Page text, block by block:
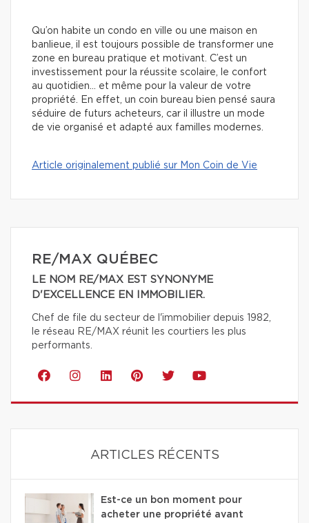
Qu’on habite un condo en ville ou une maison en
banlieue, il est toujours possible de transformer une
zone en bureau pratique et motivant. C’est un
investissement pour la réussite scolaire, le confort
au quotidien… et même pour la valeur de votre
propriété. En effet, un coin bureau bien pensé saura
séduire de futurs acheteurs, car il illustre un mode
de vie organisé et adapté aux familles modernes.
Article originalement publié sur Mon Coin de Vie
RE/MAX QUÉBEC
LE NOM RE/MAX EST SYNONYME
D'EXCELLENCE EN IMMOBILIER.
Chef de file du secteur de l'immobilier depuis 1982,
le réseau RE/MAX réunit les courtiers les plus
performants.
ARTICLES RÉCENTS
Est-ce un bon moment pour
acheter une propriété avant